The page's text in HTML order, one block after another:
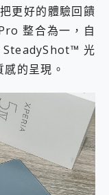
更好的體驗回饋
整合為一，自
SteadyShot™ 光
的呈現。